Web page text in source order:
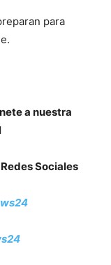
para
a nuestra
Sociales